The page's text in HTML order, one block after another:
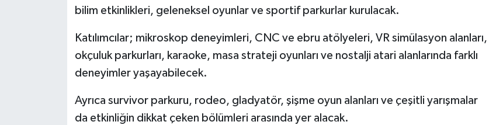
bilim etkinlikleri, geleneksel oyunlar ve sportif parkurlar kurulacak.
Katılımcılar; mikroskop deneyimleri, CNC ve ebru atölyeleri, VR simülasyon alanları,
okçuluk parkurları, karaoke, masa strateji oyunları ve nostalji atari alanlarında farklı
deneyimler yaşayabilecek.
Ayrıca survivor parkuru, rodeo, gladyatör, şişme oyun alanları ve çeşitli yarışmalar
da etkinliğin dikkat çeken bölümleri arasında yer alacak.